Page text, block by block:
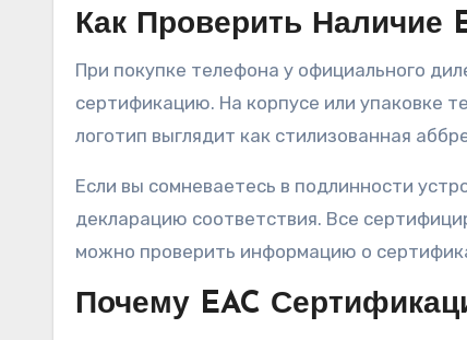
Как Проверить Наличие
При покупке телефона у официального
сертификацию. На корпусе или упаковке
логотип выглядит как стилизованная
Если вы сомневаетесь в подлинности
декларацию соответствия. Все
можно проверить информацию о
Почему EAC